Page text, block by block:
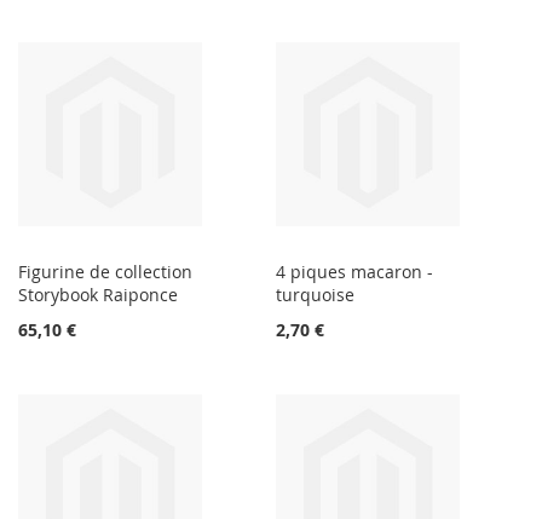
Figurine de collection
Storybook Raiponce
65,10 €
4 piques macaron -
turquoise
2,70 €